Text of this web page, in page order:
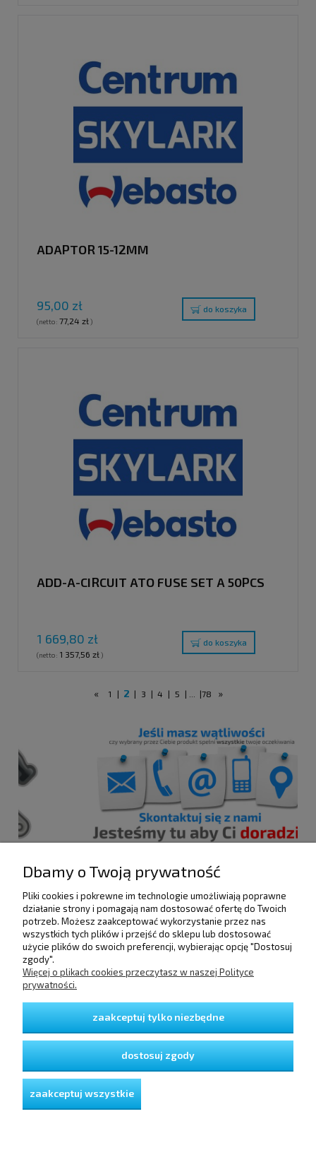
ADAPTOR 15-12MM
95,00 zł
(netto: 77,24 zł)
do koszyka
ADD-A-CIRCUIT ATO FUSE SET A 50PCS
1 669,80 zł
(netto: 1 357,56 zł)
do koszyka
« 1 | 2 | 3 | 4 | 5 | |78 »
POMOC
DOSTAWA I PŁATNOŚCI
GWARANCJA I ZWROTY
O FIRMIE
Dbamy o Twoją prywatność
Pliki cookies i pokrewne im technologie umożliwiają poprawne
działanie strony i pomagają nam dostosować ofertę do Twoich
potrzeb. Możesz zaakceptować wykorzystanie przez nas
wszystkich tych plików i przejść do sklepu lub dostosować
użycie plików do swoich preferencji, wybierając opcję "Dostosuj
zgody".
Więcej o plikach cookies przeczytasz w naszej Polityce
prywatności.
zaakceptuj tylko niezbędne
dostosuj zgody
zaakceptuj wszystkie